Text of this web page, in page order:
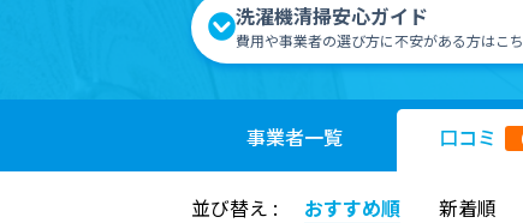
洗濯機清掃安心ガイド
費用や事業者の選び方に不安がある方はこ
事業者一覧 口コミ
並び替え : おすすめ順 新着順